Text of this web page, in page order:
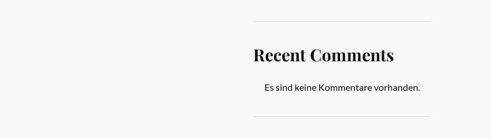
Recent Comments
Es sind keine Kommentare vorhanden.